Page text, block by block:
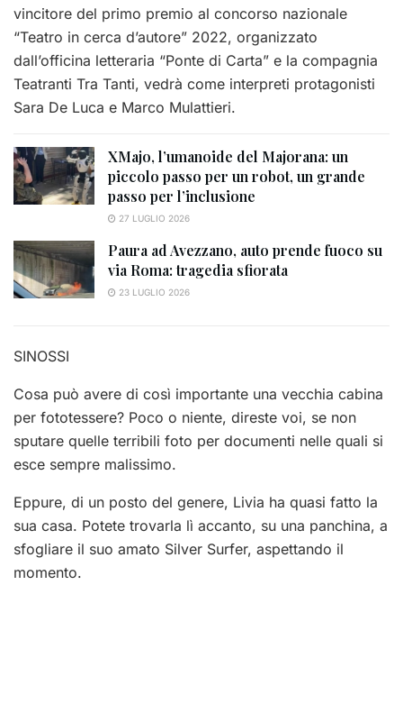
vincitore del primo premio al concorso nazionale
“Teatro in cerca d’autore” 2022, organizzato
dall’officina letteraria “Ponte di Carta” e la compagnia
Teatranti Tra Tanti, vedrà come interpreti protagonisti
Sara De Luca e Marco Mulattieri.
XMajo, l’umanoide del Majorana: un
piccolo passo per un robot, un grande
passo per l’inclusione
27 LUGLIO 2026
Paura ad Avezzano, auto prende fuoco su
via Roma: tragedia sfiorata
23 LUGLIO 2026
SINOSSI
Cosa può avere di così importante una vecchia cabina
per fototessere? Poco o niente, direste voi, se non
sputare quelle terribili foto per documenti nelle quali si
esce sempre malissimo.
Eppure, di un posto del genere, Livia ha quasi fatto la
sua casa. Potete trovarla lì accanto, su una panchina, a
sfogliare il suo amato Silver Surfer, aspettando il
momento.